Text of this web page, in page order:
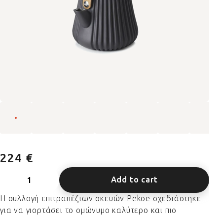
224 €
Add to cart
Η συλλογή επιτραπέζιων σκευών Pekoe σχεδιάστηκε
για να γιορτάσει το ομώνυμο καλύτερο και πιο